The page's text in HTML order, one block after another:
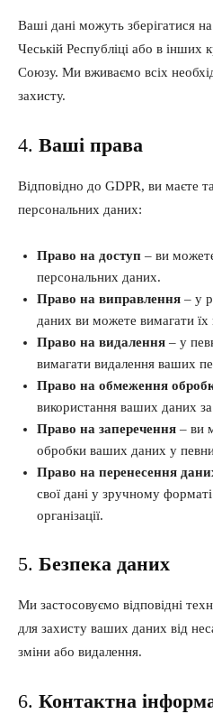
Ваші дані можуть зберігатися
Чеській Республіці або в інших
Союзу. Ми вживаємо всіх
захисту.
4. Ваші права
Відповідно до GDPR, ви маєте
персональних даних:
Право на доступ – ви
персональних даних.
Право на виправлення – у
даних ви можете вимагати їх
Право на видалення – у
вимагати видалення ваших
Право на обмеження
використання ваших даних
Право на заперечення – ви
обробки ваших даних у
Право на перенесення
свої дані у зручному
організації.
5. Безпека даних
Ми застосовуємо відповідні
для захисту ваших даних від
зміни або видалення.
6. Контактна